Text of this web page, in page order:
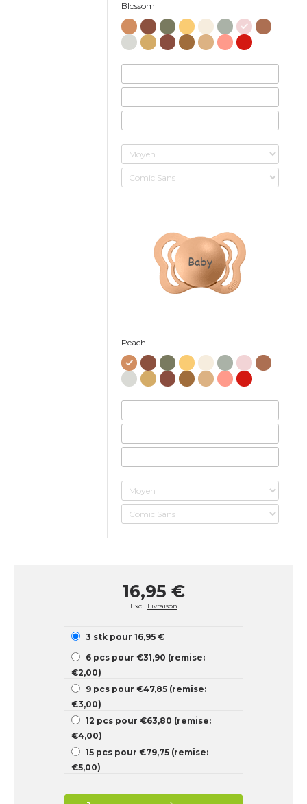
Blossom
Baby
Peach
16,95 €
Excl. Livraison
3 stk pour 16,95 €
6 pcs pour €31,90 (remise:
€2,00)
9 pcs pour €47,85 (remise:
€3,00)
12 pcs pour €63,80 (remise:
€4,00)
15 pcs pour €79,75 (remise:
€5,00)